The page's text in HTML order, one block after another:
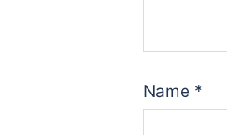
Name *